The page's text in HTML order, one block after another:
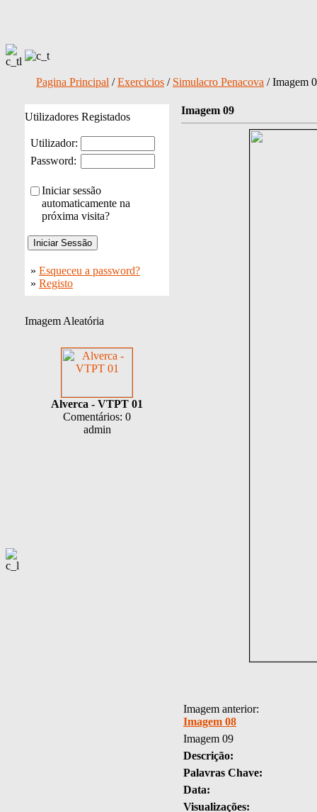
Pagina Principal /Exercicios / Simulacro Penacova / Imagem
Utilizadores Registados
Utilizador:
Password:
Iniciar sessão
automaticamente na
próxima visita?
» Esqueceu a password?
» Registo
Imagem Aleatória
Alverca - VTPT 01
Comentários: 0
admin
Imagem 09
Imagem anterior:
Imagem 08
Imagem 09
Descrição:
Palavras Chave:
Data:
Visualizações: